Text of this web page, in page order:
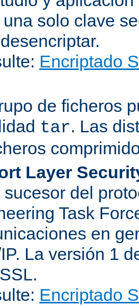
solo clave
Encriptado
de ficheros
tar. Las
Layer
sucesor del
Task
en
La versión 1
Encriptado